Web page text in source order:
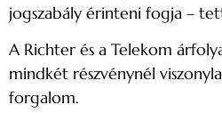
jogszabály érinteni fogja –
A Richter és a Telekom
mindkét részvénynél
forgalom.